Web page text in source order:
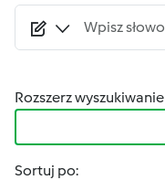
Rozszerz wyszukiwanie
Sortuj po: